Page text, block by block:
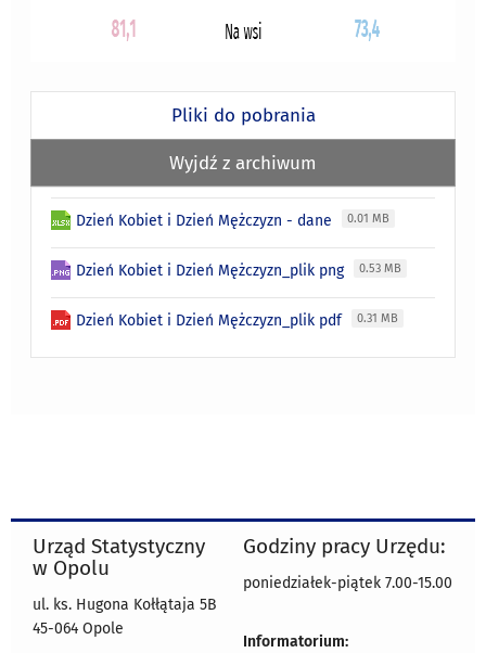
Pliki do pobrania
Wyjdź z archiwum
Dzień Kobiet i Dzień Mężczyzn - dane 0.01 MB
Dzień Kobiet i Dzień Mężczyzn_plik png 0.53 MB
Dzień Kobiet i Dzień Mężczyzn_plik pdf 0.31 MB
Urząd Statystyczny
w Opolu
ul. ks. Hugona Kołłątaja 5B
45-064 Opole
Godziny pracy Urzędu:
poniedziałek-piątek 7.00-15.00
Informatorium: